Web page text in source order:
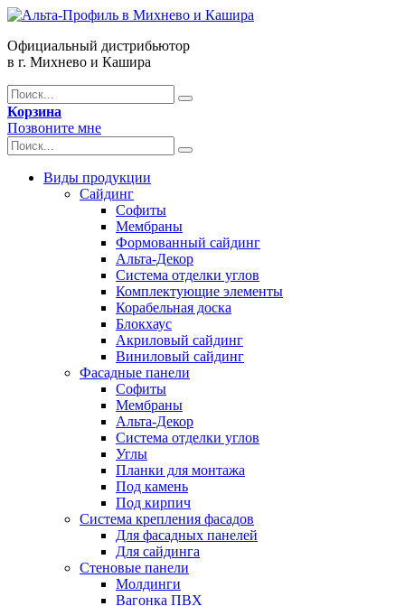
Официальный дистрибьютор
в г. Михнево и Кашира
Корзина
Позвоните мне
Виды продукции
Сайдинг
Софиты
Мембраны
Формованный сайдинг
Альта-Декор
Система отделки углов
Комплектующие элементы
Корабельная доска
Блокхаус
Акриловый сайдинг
Виниловый сайдинг
Фасадные панели
Софиты
Мембраны
Альта-Декор
Система отделки углов
Углы
Планки для монтажа
Под камень
Под кирпич
Система крепления фасадов
Для фасадных панелей
Для сайдинга
Стеновые панели
Молдинги
Вагонка ПВХ